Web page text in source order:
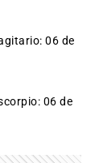
06 de
06 de